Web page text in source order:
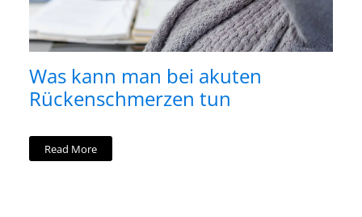
Was kann man bei akuten
Rückenschmerzen tun
Read More